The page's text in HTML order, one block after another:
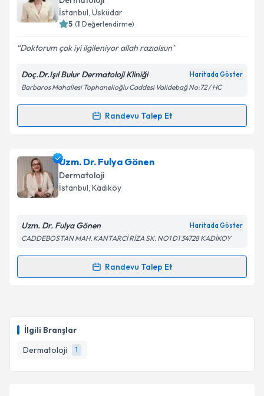
İlgili Branşlar
Dermatoloji
1
İstanbul, Üsküdar
5 (1 Değerlendirme)
Doktorum çok iyi ilgileniyor allah razıolsun
Doç.Dr.Işıl Bulur Dermatoloji Kliniği Haritada Göster
Barbaros Mahallesi Tophanelioğlu Caddesi Validebağ No:72 / HC
Randevu Talep Et
Randevu Takvimi Talebi
Doç. Dr. Işıl Buluriçin randevu takvimi talebi
oluşturun. Size bu uzmandan randevu almanız için bir
takvim hazırlandığında e-posta ile bilgilendireceğiz.
Kişisel verilerimin işlenmesine ilişkin
Metni'ni okudum ve kişisel verilerimin belirtilen
Uzm. Dr. Fulya Gönen
Dermatoloji
İstanbul, Kadıköy
Uzm. Dr. Fulya Gönen Haritada Göster
CADDEBOSTAN MAH. KANTARCİ RİZA SK. NO1 D1 34728 KADİKOY
Randevu Talep Et
Randevu Takvimi Talebi
takvim hazırlandığında e-posta ile bilgilendireceğiz.
E-posta Adresiniz